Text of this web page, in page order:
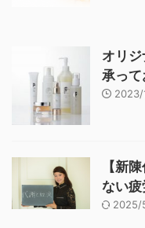
オリ
承って
2023/
【新
ない疲
2025/